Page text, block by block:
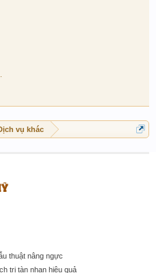
vụ khác
thuật nâng ngực
trị tàn nhan hiệu quả